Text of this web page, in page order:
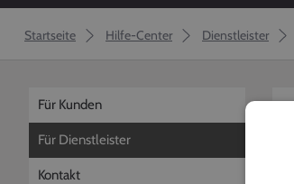
Startseite Hilfe-Center Dienstleister
Für Kunden
Für Dienstleister
Kontakt